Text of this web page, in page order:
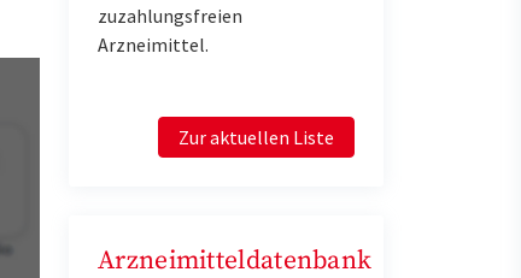
zuzahlungsfreien
Arzneimittel.
Zur aktuellen Liste
Arzneimitteldatenbank